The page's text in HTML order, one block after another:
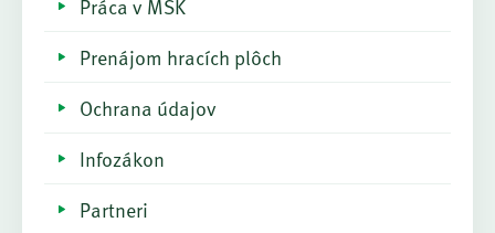
Práca v MŠK
Prenájom hracích plôch
Ochrana údajov
Infozákon
Partneri